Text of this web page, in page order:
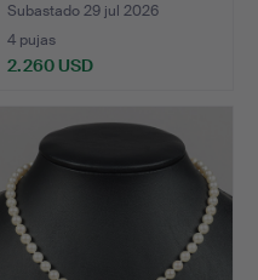
Subastado 29 jul 2026
4 pujas
2.260 USD